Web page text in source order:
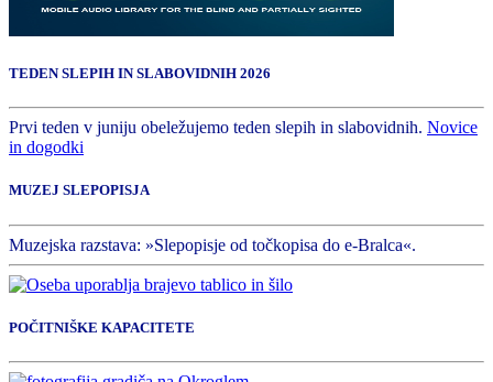
TEDEN SLEPIH IN SLABOVIDNIH 2026
Prvi teden v juniju obeležujemo teden slepih in slabovidnih. Novice
in dogodki
MUZEJ SLEPOPISJA
Muzejska razstava: »Slepopisje od točkopisa do e-Bralca«.
POČITNIŠKE KAPACITETE